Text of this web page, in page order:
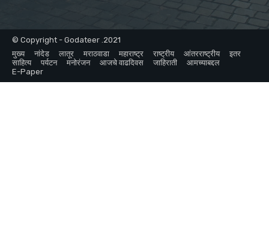
© Copyright - Godateer .2021
मुख्य
नांदेड लातूर मराठवाडा महाराष्ट्र राष्ट्रीय आंतरराष्ट्रीय
इतर
साहित्य
पर्यटन मनोरंजन आजचे वाढदिवस जाहिराती
आमच्याबद्दल
E-Paper